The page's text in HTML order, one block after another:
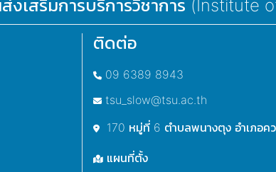
งเสริมการบริการวิชาการ (Institute
ติดต่อ
09 6389 8943
tsu_slow@tsu.ac.th
170 หมู่ที่ 6 ตำบลพนางตุง อำเภอ
แผนที่ตั้ง